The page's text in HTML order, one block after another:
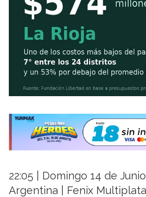
22:05 | Domingo 14 de
Argentina | Fenix